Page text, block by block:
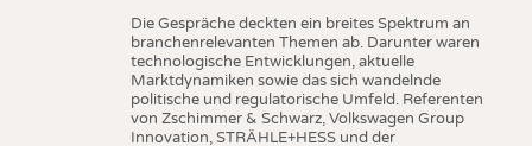
Die Gespräche deckten ein breites Spektrum an
branchenrelevanten Themen ab. Darunter waren
technologische Entwicklungen, aktuelle
Marktdynamiken sowie das sich wandelnde
politische und regulatorische Umfeld. Referenten
von Zschimmer & Schwarz, Volkswagen Group
Innovation, STRÄHLE+HESS und der